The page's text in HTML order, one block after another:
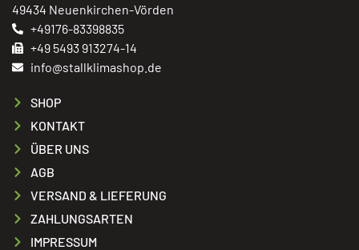
49434 Neuenkirchen-Vörden
+49176-83398835
+49 5493 913274-14
info@stallklimashop.de
SHOP
KONTAKT
ÜBER UNS
AGB
VERSAND & LIEFERUNG
ZAHLUNGSARTEN
IMPRESSUM